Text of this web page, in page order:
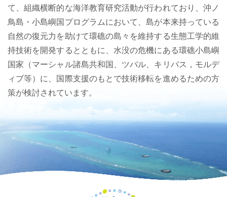
て、組織横断的な海洋教育研究活動が行われており、沖ノ
鳥島・小島嶼国プログラムにおいて、島が本来持っている
自然の復元力を助けて環礁の島々を維持する生態工学的維
持技術を開発するとともに、水没の危機にある環礁小島嶼
国家（マーシャル諸島共和国、ツバル、キリバス，モルデ
ィブ等）に、国際支援のもとで技術移転を進めるための方
策が検討されています。